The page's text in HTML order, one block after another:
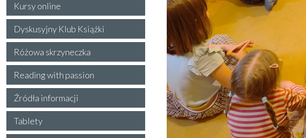
Kursy online
Dyskusyjny Klub Książki
Różowa skrzyneczka
Reading with passion
Źródła informacji
Tablety